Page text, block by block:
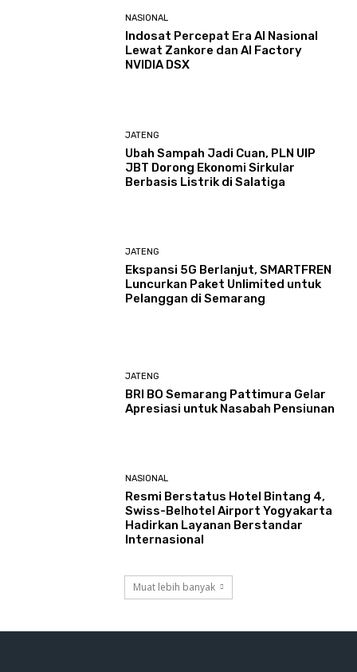
NASIONAL
Indosat Percepat Era AI Nasional
Lewat Zankore dan AI Factory
NVIDIA DSX
JATENG
Ubah Sampah Jadi Cuan, PLN UIP
JBT Dorong Ekonomi Sirkular
Berbasis Listrik di Salatiga
JATENG
Ekspansi 5G Berlanjut, SMARTFREN
Luncurkan Paket Unlimited untuk
Pelanggan di Semarang
JATENG
BRI BO Semarang Pattimura Gelar
Apresiasi untuk Nasabah Pensiunan
NASIONAL
Resmi Berstatus Hotel Bintang 4,
Swiss-Belhotel Airport Yogyakarta
Hadirkan Layanan Berstandar
Internasional
Muat lebih banyak